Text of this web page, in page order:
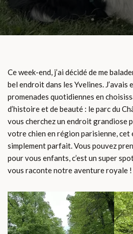
Ce week-end, j’ai décidé de me
bel endroit dans les Yvelines. J’avais
promenades quotidiennes en
d’histoire et de beauté : le parc du
vous cherchez un endroit grandiose
votre chien en région parisienne,
simplement parfait. Vous pouvez
pour vous enfants, c’est un super
vous raconte notre aventure royale !